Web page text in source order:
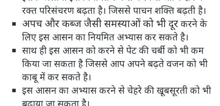
रक्त परिसंचरण बढ़ता है। जिससे पाचन शक्ति बढ़ती है।
अपच और कब्ज जैसी समस्याओं को भी दूर करने के
लिए इस आसन का नियमित अभ्यास कर सकते है।
साथ ही इस आसन को करने से पेट की चर्बी को भी कम
किया जा सकता है जिससे आप अपने बढ़ते वजन को भी
काबू में कर सकते है।
इस आसन का अभ्यास करने से चेहरे की खूबसूरती को भी
बढ़ाया जा सकता है।